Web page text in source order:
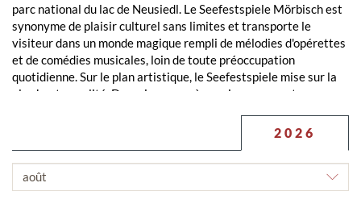
parc national du lac de Neusiedl. Le Seefestspiele Mörbisch est
synonyme de plaisir culturel sans limites et transporte le
visiteur dans un monde magique rempli de mélodies d'opérettes
et de comédies musicales, loin de toute préoccupation
quotidienne. Sur le plan artistique, le Seefestspiele mise sur la
plus haute qualité. Des mises en scène soigneusement conçues,
2026
CHOISIR
LE